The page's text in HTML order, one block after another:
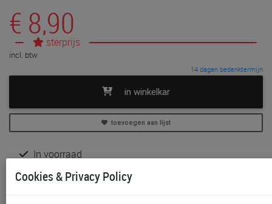
€ 8,90
sterprijs
incl. btw
14 dagen bedenktermijn
in winkelkar
toevoegen aan lijst
In voorraad
Gratis (en direct) af te halen in onze
Niet meer verkrijgbaar in onze
Cookies & Privacy Policy